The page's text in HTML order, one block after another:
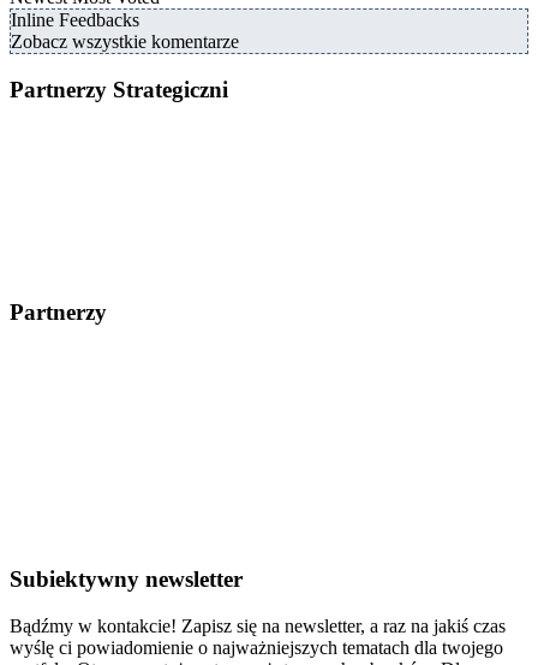
Inline Feedbacks
Zobacz wszystkie komentarze
Partnerzy Strategiczni
Partnerzy
Subiektywny newsletter
Bądźmy w kontakcie! Zapisz się na newsletter, a raz na jakiś czas
wyślę ci powiadomienie o najważniejszych tematach dla twojego